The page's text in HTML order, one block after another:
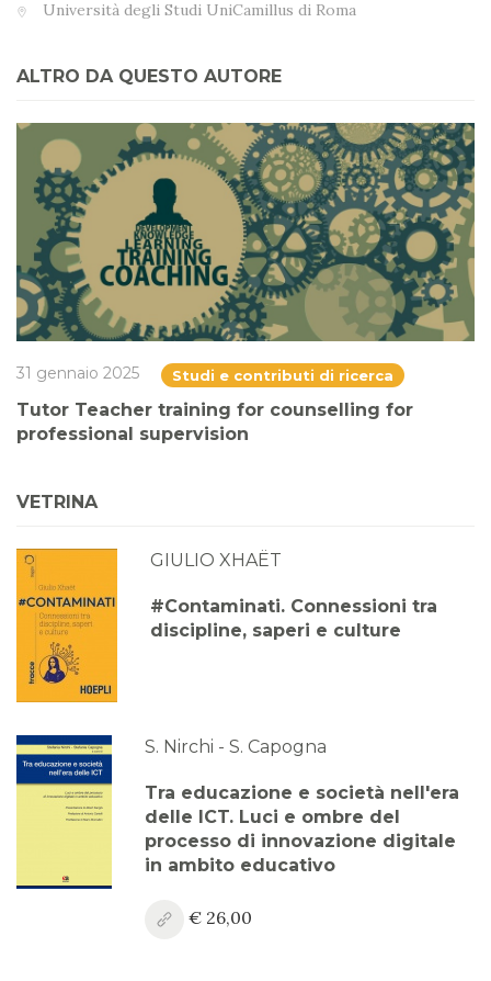
Università degli Studi UniCamillus di Roma
ALTRO DA QUESTO AUTORE
31 gennaio 2025 Studi e contributi di ricerca
Tutor Teacher training for counselling for
professional supervision
VETRINA
GIULIO XHAËT
#Contaminati. Connessioni tra
discipline, saperi e culture
S. Nirchi - S. Capogna
Tra educazione e società nell'era
delle ICT. Luci e ombre del
processo di innovazione digitale
in ambito educativo
€ 26,00